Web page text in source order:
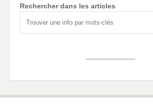
Rechercher dans les articles